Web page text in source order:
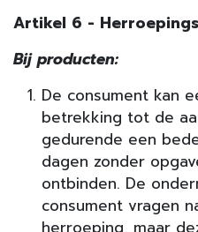
Artikel 6 -
Bij producten:
De consument kan
betrekking tot de
gedurende een
dagen zonder
ontbinden. De
consument vragen